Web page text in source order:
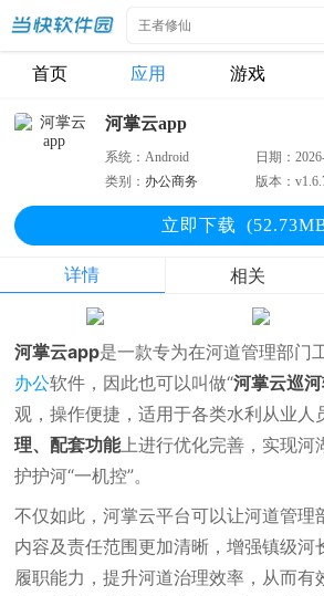
首页 应用 游戏
河掌云app
系统：Android 日期：
类别： 办公商务 版本：
立即下载
详情 相关
河掌云app是一款专为在河道管理部门
办公软件，因此也可以叫做“河掌云巡
观，操作便捷，适用于各类水利从业人
理、配套功能上进行优化完善，实现河
护护河“一机控”。
不仅如此，河掌云平台可以让河道管理
内容及责任范围更加清晰，增强镇级河
履职能力，提升河道治理效率，从而有